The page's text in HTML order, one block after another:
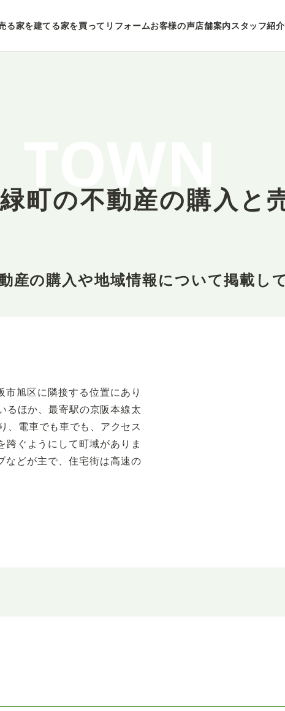
る家を建てる家を買ってリフォームお客様の声店舗案内スタッフ紹介
TOWN
町の不動産の購入と
産の購入や地域情報について掲載し
市旭区に隣接する位置にあり
るほか、最寄駅の京阪本線太
、電車でも車でも、アクセス
ぐようにして町域がありま
などが主で、住宅街は高速の